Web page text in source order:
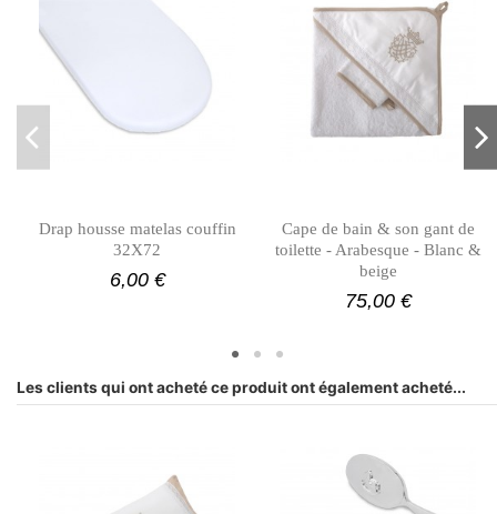
Drap housse matelas couffin
32X72
6,00 €
Cape de bain & son gant de
toilette - Arabesque - Blanc &
beige
75,00 €
Les clients qui ont acheté ce produit ont également acheté...